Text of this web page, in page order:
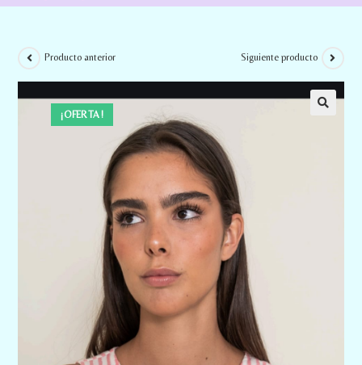
¡OFERTA!
Producto anterior Siguiente producto